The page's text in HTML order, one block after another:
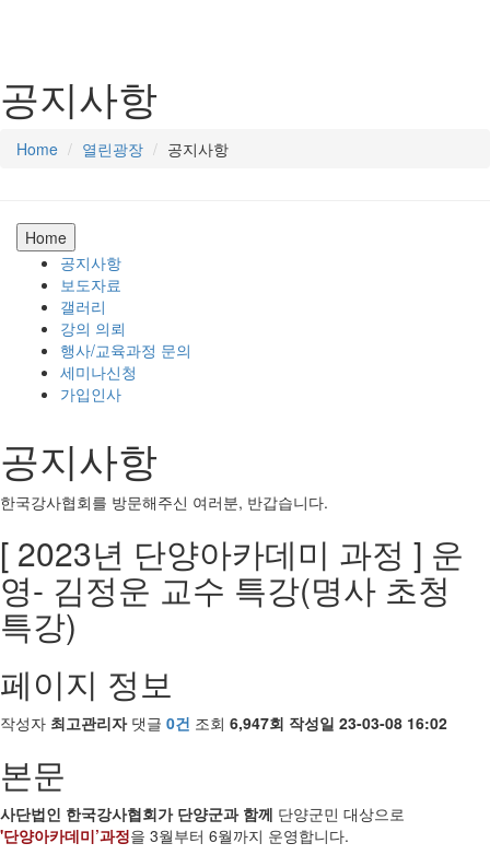
공지사항
Home 열린광장 공지사항
Home
공지사항
보도자료
갤러리
강의 의뢰
행사/교육과정 문의
세미나신청
가입인사
공지사항
한국강사협회를 방문해주신 여러분, 반갑습니다.
[ 2023년 단양아카데미 과정 ] 운
영- 김정운 교수 특강(명사 초청
특강)
페이지 정보
작성자 최고관리자 댓글 0건 조회 6,947회 작성일 23-03-08 16:02
본문
사단법인 한국강사협회가 단양군과 함께 단양군민 대상으로
'단양아카데미’과정을 3월부터 6월까지 운영합니다.